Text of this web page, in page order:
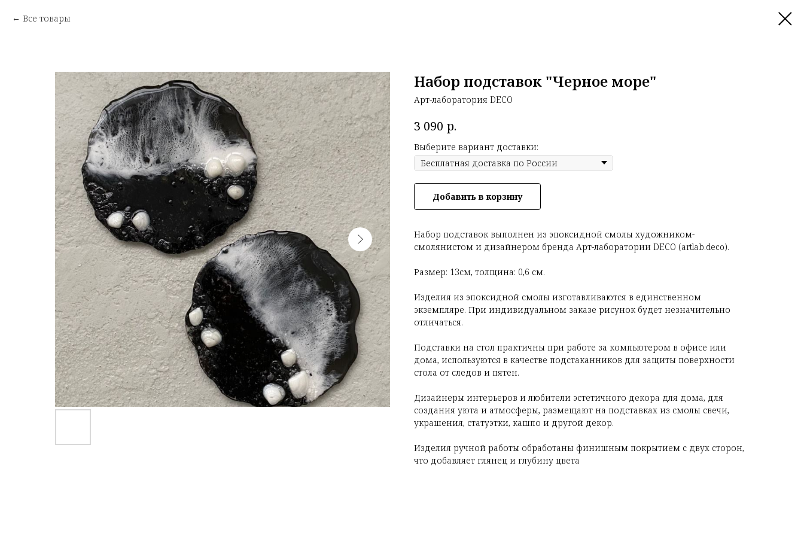
Все товары
Набор подставок "Черное море"
Арт-лаборатория DECO
3 090 р.
Выберите вариант доставки:
Добавить в корзину
Набор подставок выполнен из эпоксидной смолы художником-
смолянистом и дизайнером бренда Арт-лаборатории DECO (artlab.deco).
Размер: 13см, толщина: 0,6 см.
Изделия из эпоксидной смолы изготавливаются в единственном
экземпляре. При индивидуальном заказе рисунок будет незначительно
отличаться.
Подставки на стол практичны при работе за компьютером в офисе или
дома, используются в качестве подстаканников для защиты поверхности
стола от следов и пятен.
Дизайнеры интерьеров и любители эстетичного декора для дома, для
создания уюта и атмосферы, размещают на подставках из смолы свечи,
украшения, статуэтки, кашпо и другой декор.
Изделия ручной работы обработаны финишным покрытием с двух сторон,
что добавляет глянец и глубину цвета